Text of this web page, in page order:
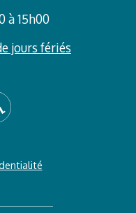
à 15h00
jours fériés